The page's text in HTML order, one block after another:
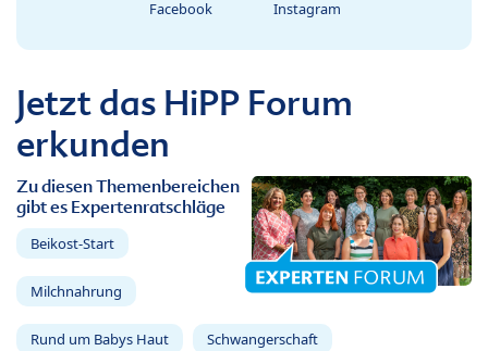
Facebook Instagram
Jetzt das HiPP Forum
erkunden
Zu diesen Themenbereichen
gibt es Expertenratschläge
Beikost-Start
Milchnahrung
Rund um Babys Haut Schwangerschaft